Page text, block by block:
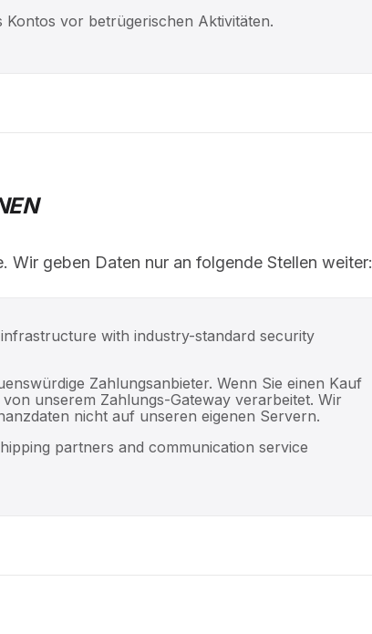
vor betrügerischen Aktivitäten.
geben Daten nur an folgende Stellen weiter:
with industry-standard security
Zahlungsanbieter. Wenn Sie einen Kauf
unserem Zahlungs-Gateway verarbeitet. Wir
nicht auf unseren eigenen Servern.
partners and communication service